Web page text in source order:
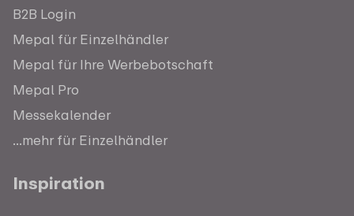
B2B Login
Mepal für Einzelhändler
Mepal für Ihre Werbebotschaft
Mepal Pro
Messekalender
...mehr für Einzelhändler
Inspiration